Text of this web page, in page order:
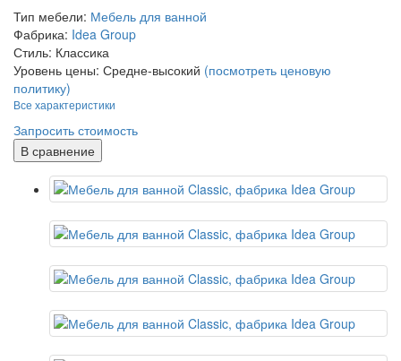
Тип мебели: Мебель для ванной
Фабрика: Idea Group
Стиль: Классика
Уровень цены: Средне-высокий (посмотреть ценовую
политику)
Все характеристики
Запросить стоимость
В сравнение